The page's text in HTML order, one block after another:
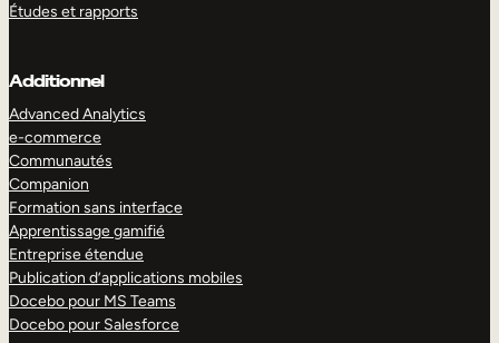
Études et rapports
Additionnel
Advanced Analytics
e-commerce
Communautés
Companion
Formation sans interface
Apprentissage gamifié
Entreprise étendue
Publication d’applications mobiles
Docebo pour MS Teams
Docebo pour Salesforce